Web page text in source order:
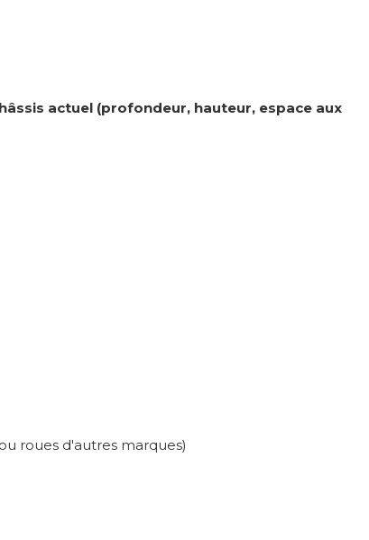
actuel (profondeur, hauteur, espace aux
roues d'autres marques)